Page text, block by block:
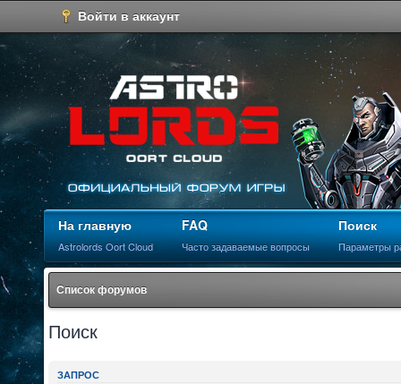
Войти в аккаунт
На главную
Astrolords Oort Cloud
FAQ
Часто задаваемые вопросы
Поиск
Параметры
Список форумов
Поиск
ЗАПРОС